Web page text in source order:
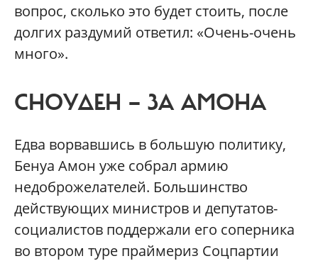
вопрос, сколько это будет стоить, после
долгих раздумий ответил: «Очень-очень
много».
СНОУДЕН — ЗА АМОНА
Едва ворвавшись в большую политику,
Бенуа Амон уже собрал армию
недоброжелателей. Большинство
действующих министров и депутатов-
социалистов поддержали его соперника
во втором туре праймериз Соцпартии